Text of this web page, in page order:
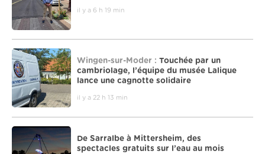
il y a 6 h 19 min
Wingen-sur-Moder : Touchée par un
cambriolage, l’équipe du musée Lalique
lance une cagnotte solidaire
il y a 22 h 13 min
De Sarralbe à Mittersheim, des
spectacles gratuits sur l’eau au mois